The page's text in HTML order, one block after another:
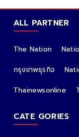
ALL PARTNER
The Nation
กรุงเทพธุรกิจ
Thainewsonline
CATE GORIES